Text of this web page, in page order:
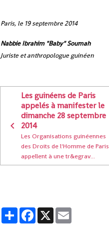
Paris, le 19 septembre 2014
Nabbie Ibrahim "Baby" Soumah
Juriste et anthropologue guinéen
Les guinéens de Paris
appelés à manifester le
dimanche 28 septembre
2014
Les Organisations guinéennes
des Droits de l'Homme de Paris
appellent à une tr&egrav...
PartagerFacebook
X